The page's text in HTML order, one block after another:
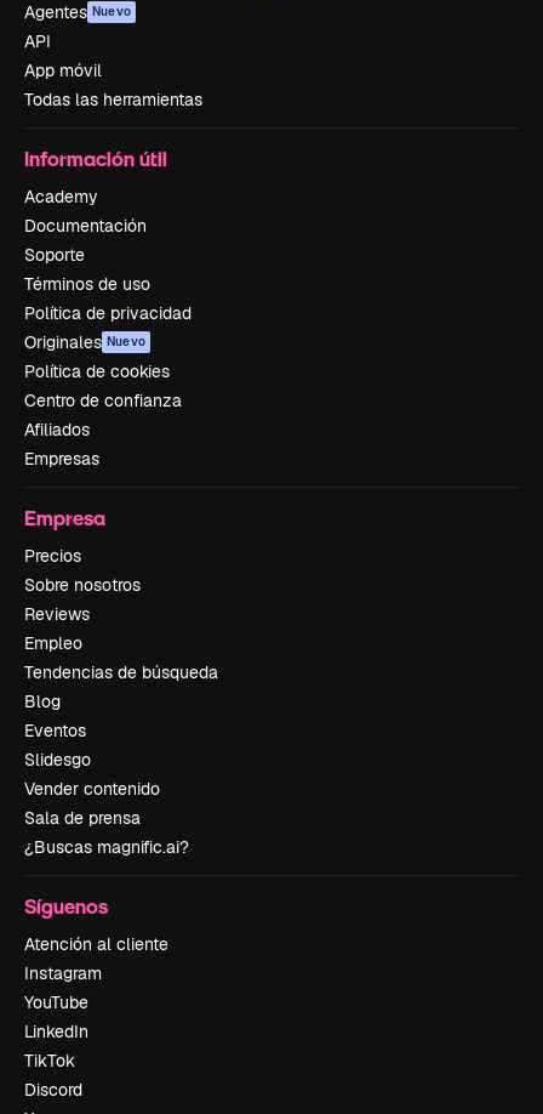
Agentes Nuevo
API
App móvil
Todas las herramientas
Información útil
Academy
Documentación
Soporte
Términos de uso
Política de privacidad
Originales Nuevo
Política de cookies
Centro de confianza
Afiliados
Empresas
Empresa
Precios
Sobre nosotros
Reviews
Empleo
Tendencias de búsqueda
Blog
Eventos
Slidesgo
Vender contenido
Sala de prensa
¿Buscas magnific.ai?
Síguenos
Atención al cliente
Instagram
YouTube
LinkedIn
TikTok
Discord